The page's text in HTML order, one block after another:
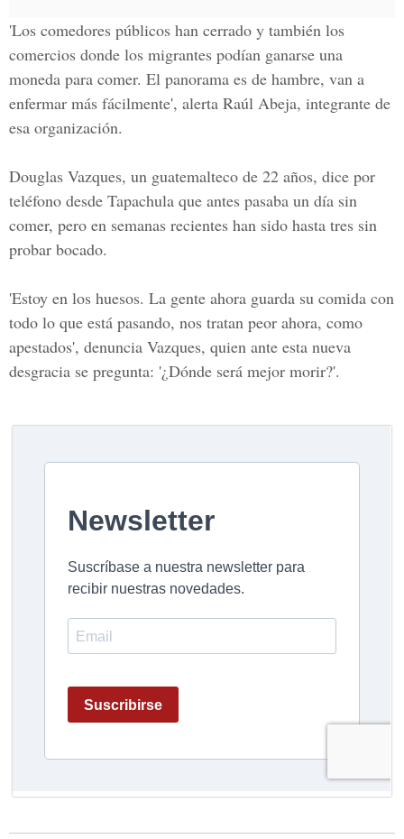
'Los comedores públicos han cerrado y también los
comercios donde los migrantes podían ganarse una
moneda para comer. El panorama es de hambre, van a
enfermar más fácilmente', alerta Raúl Abeja, integrante de
esa organización.
Douglas Vazques, un guatemalteco de 22 años, dice por
teléfono desde Tapachula que antes pasaba un día sin
comer, pero en semanas recientes han sido hasta tres sin
probar bocado.
'Estoy en los huesos. La gente ahora guarda su comida con
todo lo que está pasando, nos tratan peor ahora, como
apestados', denuncia Vazques, quien ante esta nueva
desgracia se pregunta: '¿Dónde será mejor morir?'.